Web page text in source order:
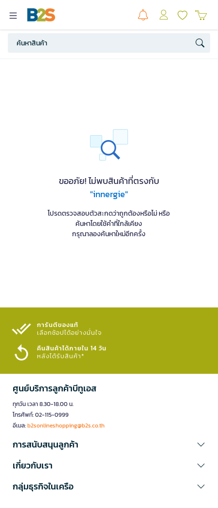
ขออภัย! ไม่พบสินค้าที่ตรงกับ
"innergie"
โปรดตรวจสอบตัวสะกดว่าถูกต้องหรือไม่ หรือ
ค้นหาโดยใช้คำที่ใกล้เคียง
กรุณาลองค้นหาใหม่อีกครั้ง
การันตีของแท้
เลือกช้อปได้อย่างมั่นใจ​
คืนสินค้าได้ภายใน 14 วัน
หลังได้รับสินค้า*
ศูนย์บริการลูกค้าบีทูเอส
ทุกวัน เวลา 8.30-18.00 น.
โทรศัพท์: 02-115-0999
อีเมล:b2sonlineshopping@b2s.co.th
การสนับสนุนลูกค้า
เกี่ยวกับเรา
กลุ่มธุรกิจในเครือ